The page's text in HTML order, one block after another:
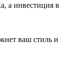
а инвестиция в
ваш стиль и